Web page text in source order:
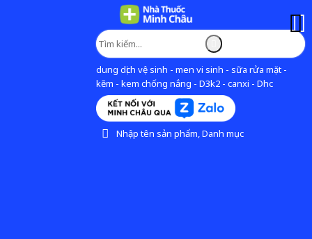
dung dịch vệ sinh - men vi sinh - sữa rửa mặt -
kẽm - kem chống nắng - D3k2 - canxi - Dhc
Nhập tên sản phẩm, Danh mục